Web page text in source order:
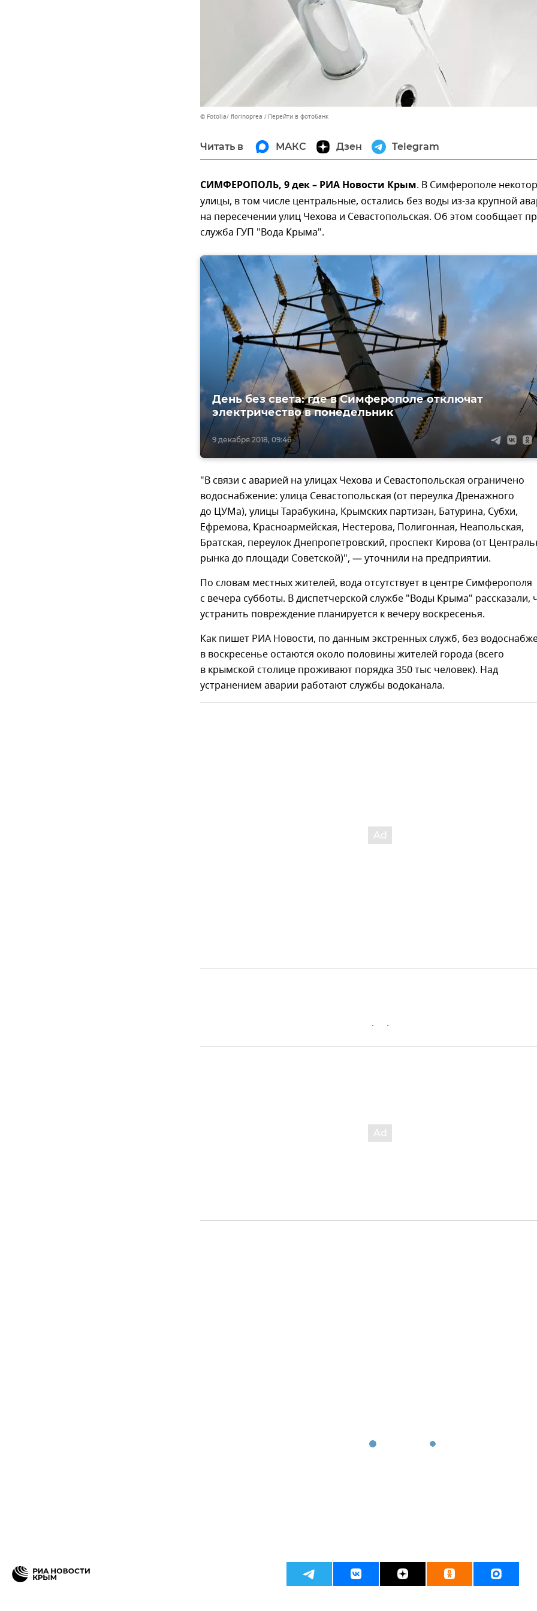
© Fotolia/ florinoprea Перейти в фотобанк
Читать в МАКС Дзен Telegram
СИМФЕРОПОЛЬ, 9 дек – РИА Новости Крым. В Симферополе
улицы, в том числе центральные, остались без воды из-за крупной
на пересечении улиц Чехова и Севастопольская. Об этом сообщает
служба ГУП "Вода Крыма".
9 декабря 2018, 09:46
День без света: где в Симферополе отключат
электричество в понедельник
"В связи с аварией на улицах Чехова и Севастопольская ограничено
водоснабжение: улица Севастопольская (от переулка Дренажного
до ЦУМа), улицы Тарабукина, Крымских партизан, Батурина, Субхи,
Ефремова, Красноармейская, Нестерова, Полигонная, Неапольская,
Братская, переулок Днепропетровский, проспект Кирова (от
рынка до площади Советской)", — уточнили на предприятии.
По словам местных жителей, вода отсутствует в центре Симферополя
с вечера субботы. В диспетчерской службе "Воды Крыма" рассказали,
устранить повреждение планируется к вечеру воскресенья.
Как пишет РИА Новости, по данным экстренных служб, без
в воскресенье остаются около половины жителей города (всего
в крымской столице проживают порядка 350 тыс человек). Над
устранением аварии работают службы водоканала.